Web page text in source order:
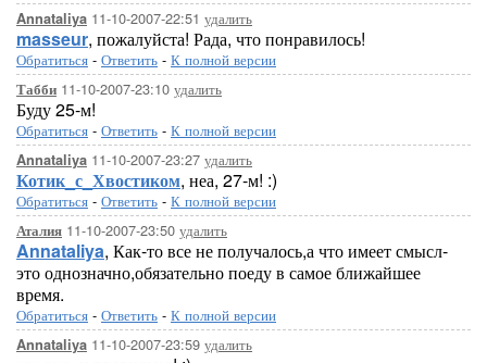
Annataliya 11-10-2007-22:51 удалить
masseur, пожалуйста! Рада, что понравилось!
Обратиться - Ответить - К полной версии
Табби 11-10-2007-23:10 удалить
Буду 25-м!
Обратиться - Ответить - К полной версии
Annataliya 11-10-2007-23:27 удалить
Котик_с_Хвостиком, неа, 27-м! :)
Обратиться - Ответить - К полной версии
Аталия 11-10-2007-23:50 удалить
Annataliya, Как-то все не получалось,а что имеет смысл-
это однозначно,обязательно поеду в самое ближайшее
время.
Обратиться - Ответить - К полной версии
Annataliya 11-10-2007-23:59 удалить